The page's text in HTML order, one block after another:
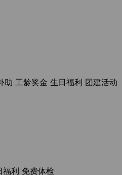
助 工龄奖金 生日福利 团建活动
福利 免费体检